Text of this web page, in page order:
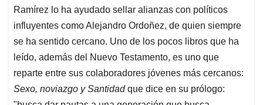
Ramírez lo ha ayudado sellar alianzas con políticos
influyentes como Alejandro Ordoñez, de quien siempre
se ha sentido cercano. Uno de los pocos libros que ha
leído, además del Nuevo Testamento, es uno que
reparte entre sus colaboradores jóvenes más cercanos:
Sexo, noviazgo y Santidadque dice en su prólogo: